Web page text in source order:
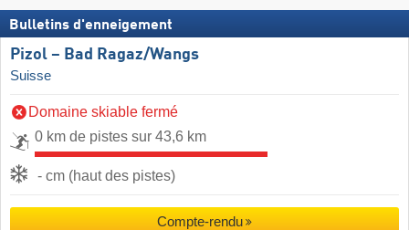
Bulletins d'enneigement
Pizol – Bad Ragaz/​Wangs
Suisse
Domaine skiable fermé
0 km de pistes sur 43,6 km
- cm (haut des pistes)
Compte-rendu